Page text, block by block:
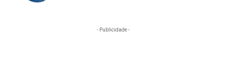
- Publicidade -